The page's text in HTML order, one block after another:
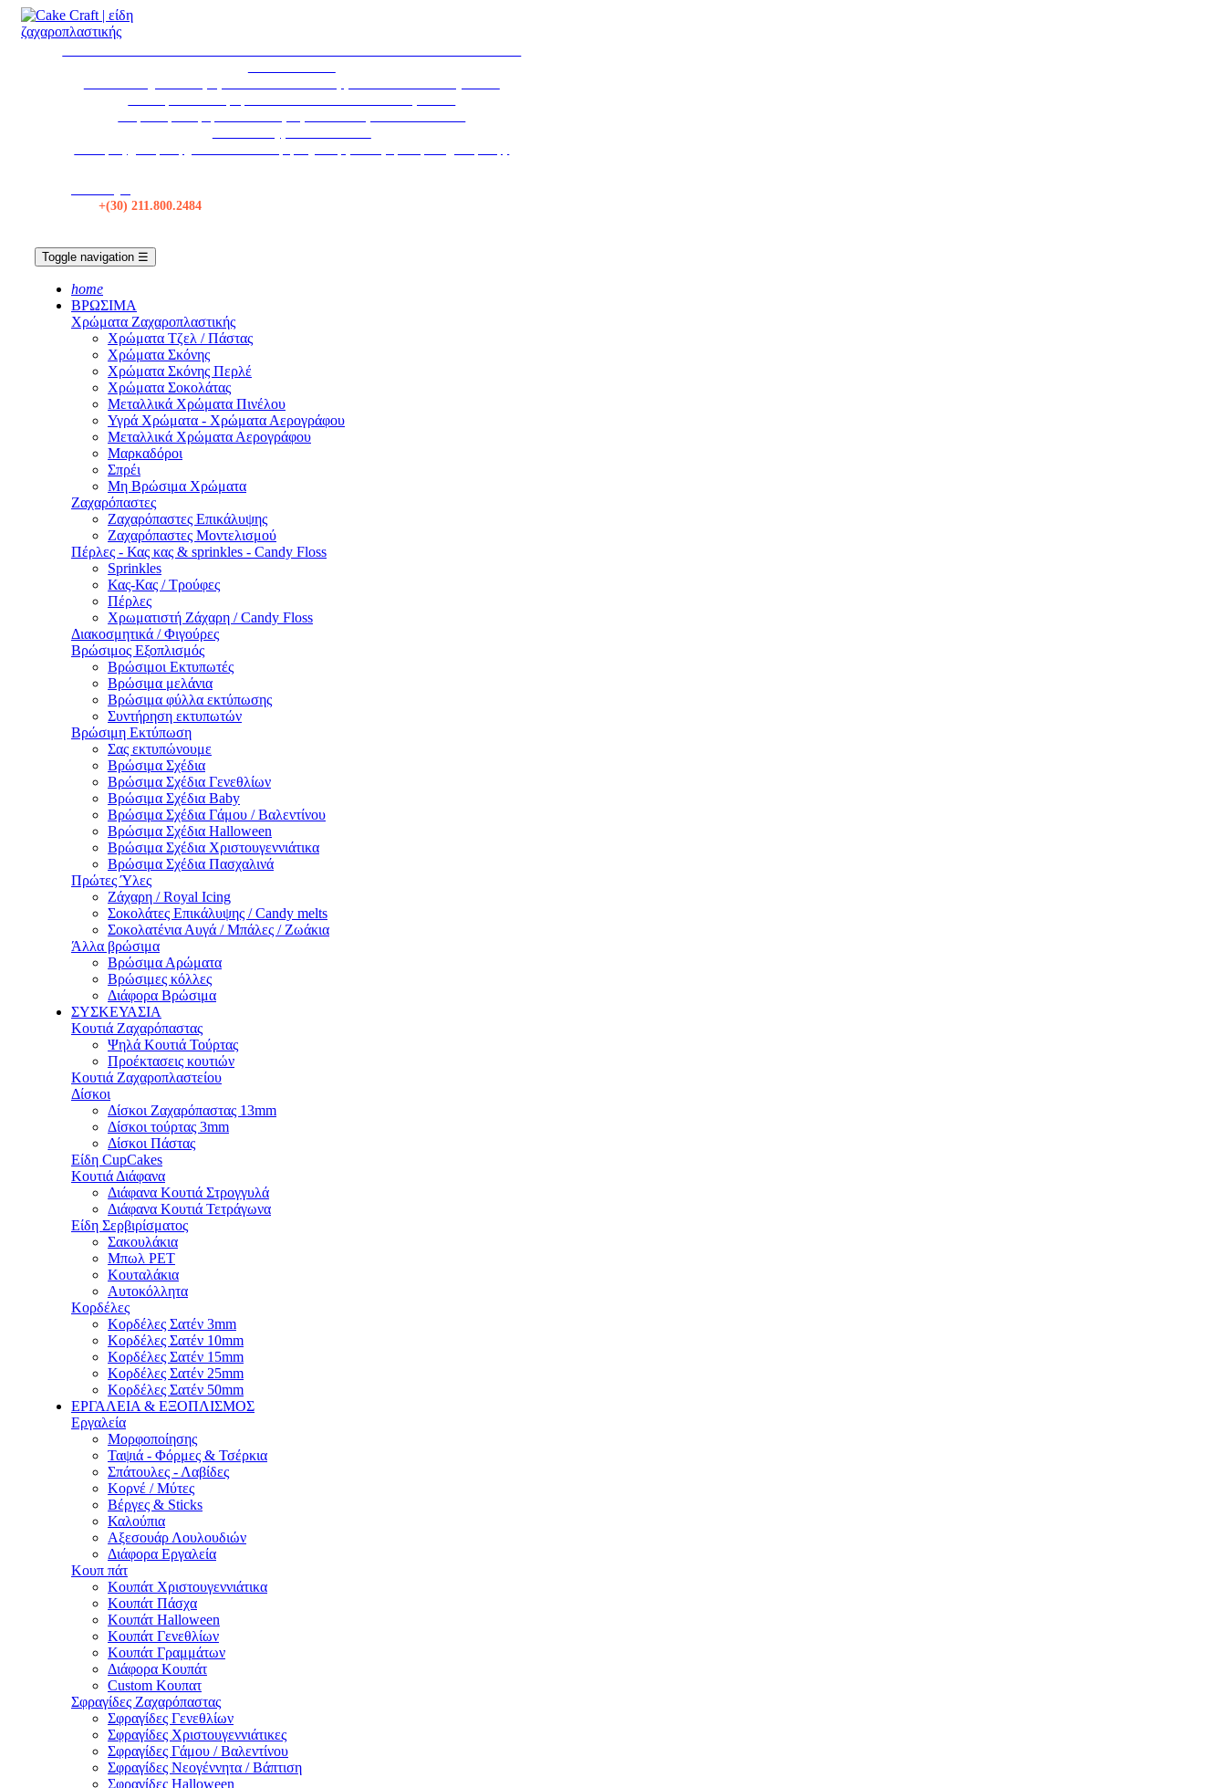
+(30) 211.800.2484
Toggle navigation ☰
home
ΒΡΩΣΙΜΑ
Χρώματα Ζαχαροπλαστικής
Χρώματα Τζελ / Πάστας
Χρώματα Σκόνης
Χρώματα Σκόνης Περλέ
Χρώματα Σοκολάτας
Μεταλλικά Χρώματα Πινέλου
Υγρά Χρώματα - Χρώματα Αερογράφου
Μεταλλικά Χρώματα Αερογράφου
Μαρκαδόροι
Σπρέι
Μη Βρώσιμα Χρώματα
Ζαχαρόπαστες
Ζαχαρόπαστες Επικάλυψης
Ζαχαρόπαστες Μοντελισμού
Πέρλες - Κας κας & sprinkles - Candy Floss
Sprinkles
Κας-Κας / Τρούφες
Πέρλες
Χρωματιστή Ζάχαρη / Candy Floss
Διακοσμητικά / Φιγούρες
Βρώσιμος Εξοπλισμός
Βρώσιμοι Εκτυπωτές
Βρώσιμα μελάνια
Βρώσιμα φύλλα εκτύπωσης
Συντήρηση εκτυπωτών
Βρώσιμη Εκτύπωση
Σας εκτυπώνουμε
Βρώσιμα Σχέδια
Βρώσιμα Σχέδια Γενεθλίων
Βρώσιμα Σχέδια Baby
Βρώσιμα Σχέδια Γάμου / Βαλεντίνου
Βρώσιμα Σχέδια Halloween
Βρώσιμα Σχέδια Χριστουγεννιάτικα
Βρώσιμα Σχέδια Πασχαλινά
Πρώτες Ύλες
Ζάχαρη / Royal Icing
Σοκολάτες Επικάλυψης / Candy melts
Σοκολατένια Αυγά / Μπάλες / Ζωάκια
Άλλα βρώσιμα
Βρώσιμα Αρώματα
Βρώσιμες κόλλες
Διάφορα Βρώσιμα
ΣΥΣΚΕΥΑΣΙΑ
Κουτιά Ζαχαρόπαστας
Ψηλά Κουτιά Τούρτας
Προέκτασεις κουτιών
Κουτιά Ζαχαροπλαστείου
Δίσκοι
Δίσκοι Ζαχαρόπαστας 13mm
Δίσκοι τούρτας 3mm
Δίσκοι Πάστας
Είδη CupCakes
Κουτιά Διάφανα
Διάφανα Κουτιά Στρογγυλά
Διάφανα Κουτιά Τετράγωνα
Είδη Σερβιρίσματος
Σακουλάκια
Μπωλ PET
Κουταλάκια
Αυτοκόλλητα
Κορδέλες
Κορδέλες Σατέν 3mm
Κορδέλες Σατέν 10mm
Κορδέλες Σατέν 15mm
Κορδέλες Σατέν 25mm
Κορδέλες Σατέν 50mm
ΕΡΓΑΛΕΙΑ & ΕΞΟΠΛΙΣΜΟΣ
Εργαλεία
Μορφοποίησης
Ταψιά - Φόρμες & Τσέρκια
Σπάτουλες - Λαβίδες
Κορνέ / Μύτες
Βέργες & Sticks
Καλούπια
Αξεσουάρ Λουλουδιών
Διάφορα Εργαλεία
Κουπ πάτ
Κουπάτ Χριστουγεννιάτικα
Κουπάτ Πάσχα
Κουπάτ Halloween
Κουπάτ Γενεθλίων
Κουπάτ Γραμμάτων
Διάφορα Κουπάτ
Custom Κουπατ
Σφραγίδες Ζαχαρόπαστας
Σφραγίδες Γενεθλίων
Σφραγίδες Χριστουγεννιάτικες
Σφραγίδες Γάμου / Βαλεντίνου
Σφραγίδες Νεογέννητα / Βάπτιση
Σφραγίδες Halloween